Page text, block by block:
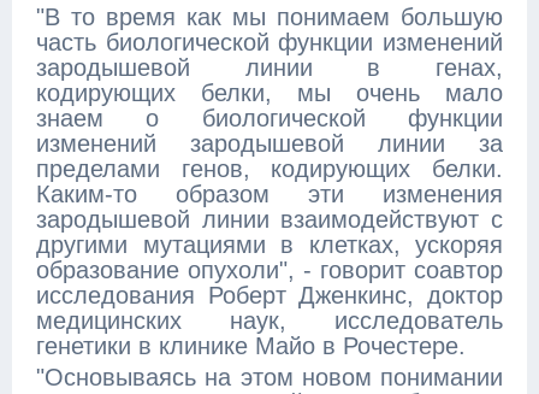
"В то время как мы понимаем большую
часть биологической функции изменений
зародышевой линии в генах,
кодирующих белки, мы очень мало
знаем о биологической функции
изменений зародышевой линии за
пределами генов, кодирующих белки.
Каким-то образом эти изменения
зародышевой линии взаимодействуют с
другими мутациями в клетках, ускоряя
образование опухоли", - говорит соавтор
исследования Роберт Дженкинс, доктор
медицинских наук, исследователь
генетики в клинике Майо в Рочестере.
"Основываясь на этом новом понимании